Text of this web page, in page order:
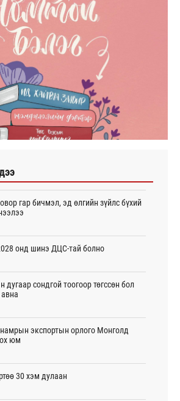
гар бичмэл, эд өлгийн зүйлс бүхий
онд шинэ ДЦС-тай болно
сондгой тоогоор төгссөн бол
экспортын орлого Монголд
юм
30 хэм дулаан